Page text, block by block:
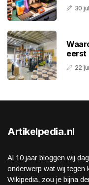
30
eerst
22
Artikelpedia.nl
Al 10 jaar bloggen wij
onderwerp wat wij tegen
Wikipedia, zou je bijna